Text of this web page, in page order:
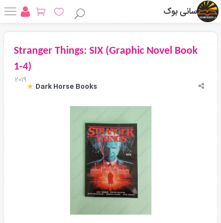
سانی بوک
Stranger Things: SIX (Graphic Novel Book
1-4)
2019
Dark Horse Books